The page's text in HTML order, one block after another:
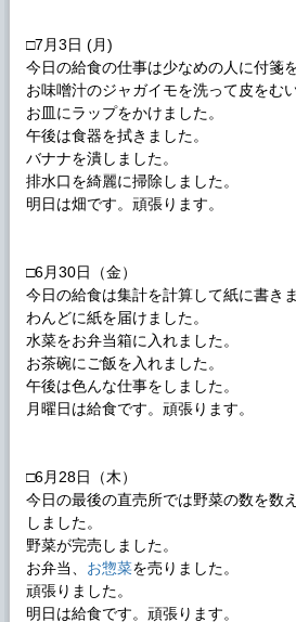
□7月3日 (月)
今日の給食の仕事は少なめの人に付箋
お味噌汁のジャガイモを洗って皮をむ
お皿にラップをかけました。
午後は食器を拭きました。
バナナを潰しました。
排水口を綺麗に掃除しました。
明日は畑です。頑張ります。
□6月30日（金）
今日の給食は集計を計算して紙に書きま
わんどに紙を届けました。
水菜をお弁当箱に入れました。
お茶碗にご飯を入れました。
午後は色んな仕事をしました。
月曜日は給食です。頑張ります。
□6月28日（木）
今日の最後の直売所では野菜の数を数
しました。
野菜が完売しました。
お弁当、 お惣菜を売りました。
頑張りました。
明日は給食です。頑張ります。